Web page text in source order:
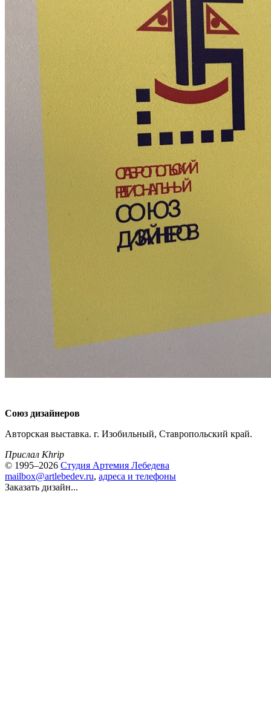
Союз дизайнеров
Авторская выставка. г. Изобильный, Ставропольский край.
Прислал Khrip
© 1995–2026 Студия Артемия Лебедева
mailbox@artlebedev.ru, адреса и телефоны
Заказать дизайн...